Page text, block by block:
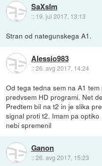
SaXsIm
:: 19. jul 2017, 13:13
Stran od nategunskega A1.
Alessio983
::26. avg 2017, 14:24
Od tega tedna sem na A1
predvsem HD programi. Net
Predtem bil na t2 in je slika
signal proti t2. Imam pa
nebi spremenil
Ganon
::26. avg 2017, 15:23